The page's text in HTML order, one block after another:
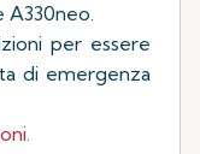
A330neo.
per essere
di emergenza